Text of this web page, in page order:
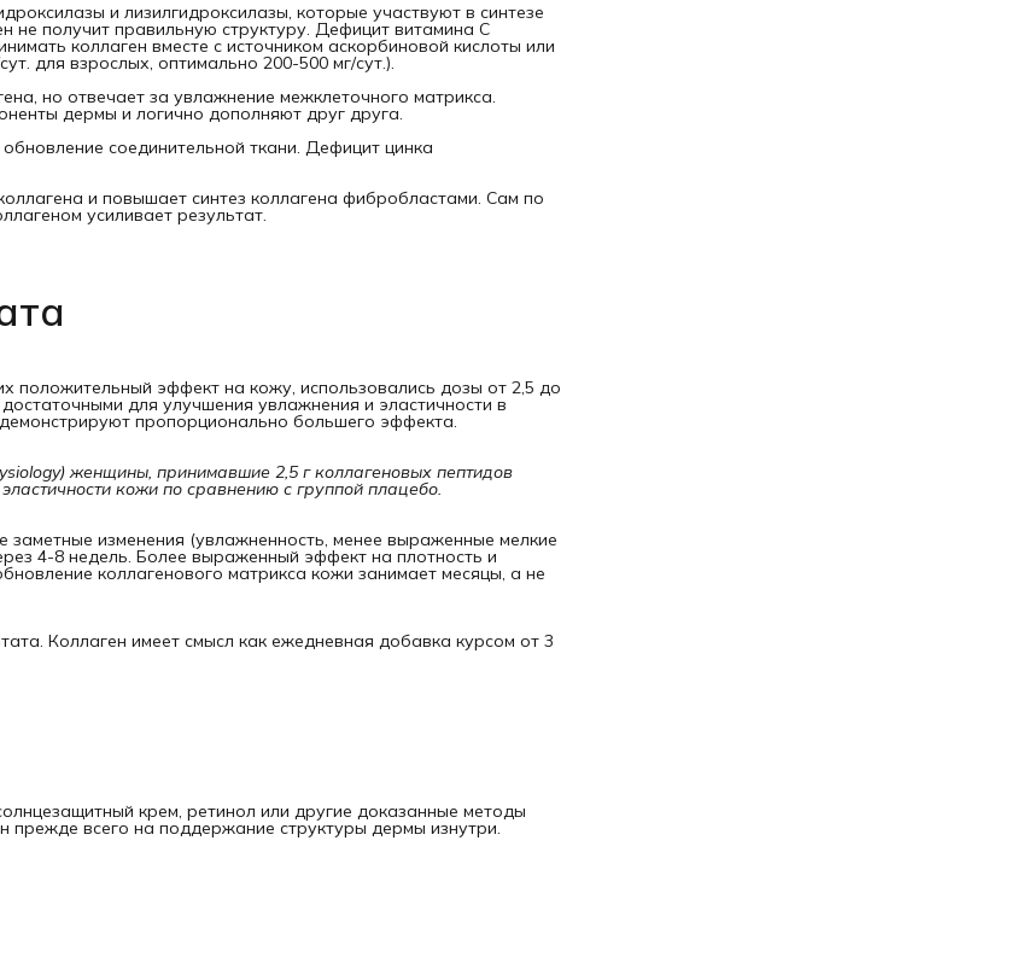
и лизилгидроксилазы, которые участвуют в синтезе
не получит правильную структуру. Дефицит витамина C
коллаген вместе с источником аскорбиновой кислоты или
для взрослых, оптимально 200-500 мг/сут.).
но отвечает за увлажнение межклеточного матрикса.
дермы и логично дополняют друг друга.
соединительной ткани. Дефицит цинка
и повышает синтез коллагена фибробластами. Сам по
усиливает результат.
положительный эффект на кожу, использовались дозы от 2,5 до
для улучшения увлажнения и эластичности в
пропорционально большего эффекта.
женщины, принимавшие 2,5 г коллагеновых пептидов
кожи по сравнению с группой плацебо.
изменения (увлажненность, менее выраженные мелкие
4-8 недель. Более выраженный эффект на плотность и
коллагенового матрикса кожи занимает месяцы, а не
Коллаген имеет смысл как ежедневная добавка курсом от 3
крем, ретинол или другие доказанные методы
всего на поддержание структуры дермы изнутри.